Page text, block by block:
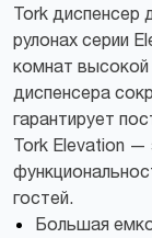
Tork диспенсер
рулонах серии
комнат
диспенсера
гарантирует
Tork Elevation —
гостей.
Большая